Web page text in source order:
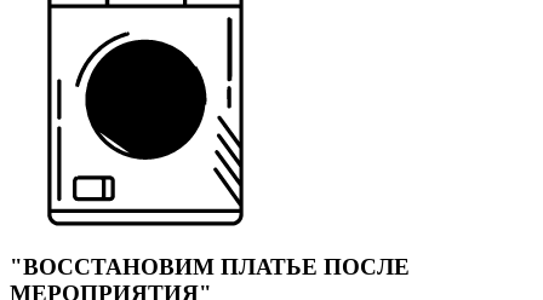
"ВОССТАНОВИМ ПЛАТЬЕ ПОСЛЕ
МЕРОПРИЯТИЯ"